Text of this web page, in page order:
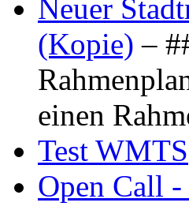
Neuer
(Kopie) –
einen
Test WMTS
Open Call